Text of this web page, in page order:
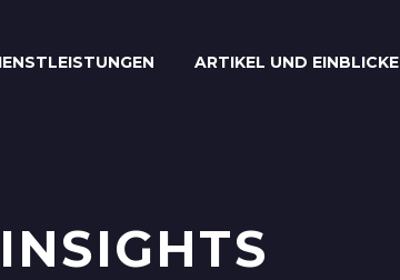
ARTIKEL UND EINBLICKE